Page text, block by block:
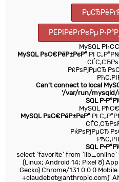
РЁРІРёРґРєРµ
MySQL
MySQL РѕС€РёР±РєР° РІ
РќРѕРјРµСЂ
Can't connect to local
'/var/run/mysqld/
SQL
MySQL
MySQL РѕС€РёР±РєР°РІ
РќРѕРјРµСЂ
SQL
select `favorite` from
(Linux; Android 14; Pixel 8)
Gecko) Chrome/131.0.0.0
+claudebot@anthropic.com)'